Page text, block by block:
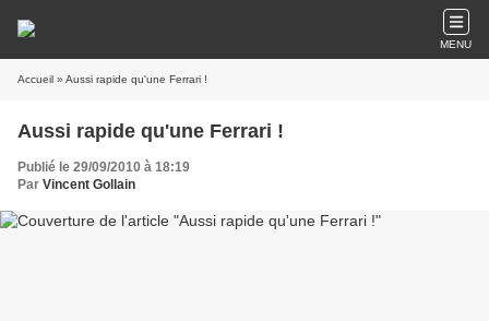
MENU
Accueil » Aussi rapide qu'une Ferrari !
Aussi rapide qu'une Ferrari !
Publié le 29/09/2010 à 18:19
Par Vincent Gollain